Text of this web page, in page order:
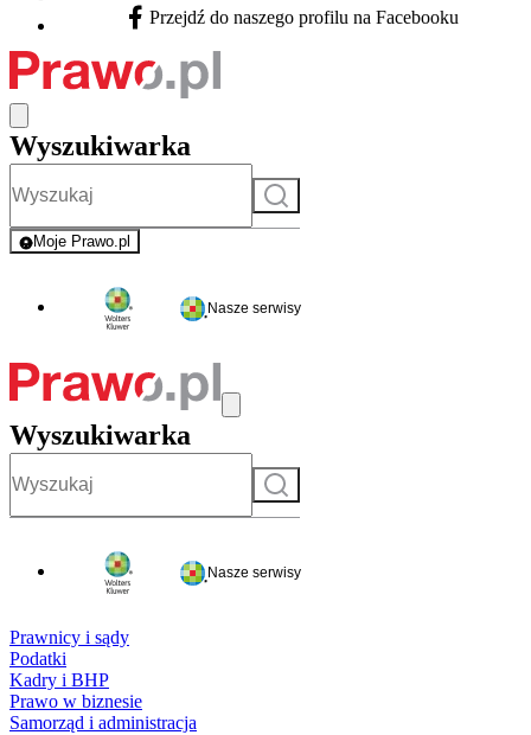
Facebook - otwiera się w nowej karcie
Przejdź do naszego profilu na Facebooku
Wyszukiwarka
Szukaj
Moje Prawo.pl
- rejestracja i logowanie do serwisu
Nasze serwisy
Wyszukiwarka
Szukaj
Nasze serwisy
Prawnicy i sądy
Podatki
Kadry i BHP
Prawo w biznesie
Samorząd i administracja